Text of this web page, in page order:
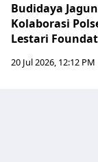
Budidaya
Kolaborasi
Lestari
20 Jul 2026, 12:12 PM